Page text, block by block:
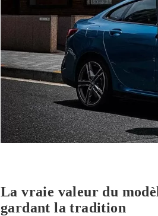
La vraie valeur du
gardant la tradition